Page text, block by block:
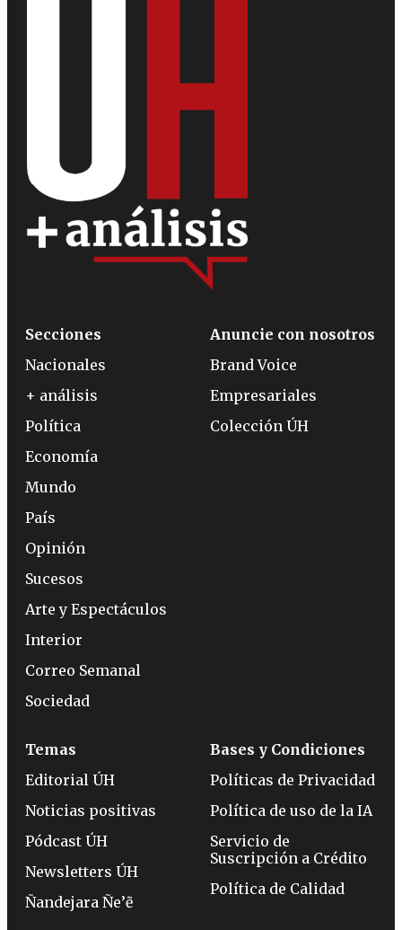
Secciones
Nacionales
+ análisis
Política
Economía
Mundo
País
Opinión
Sucesos
Arte y Espectáculos
Interior
Correo Semanal
Sociedad
Anuncie con nosotros
Brand Voice
Empresariales
Colección ÚH
Temas
Editorial ÚH
Noticias positivas
Pódcast ÚH
Newsletters ÚH
Ñandejara Ñe’ẽ
Bases y Condiciones
Políticas de Privacidad
Política de uso de la IA
Servicio de
Suscripción a Crédito
Política de Calidad